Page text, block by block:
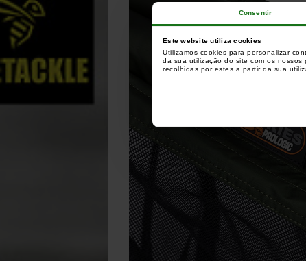
Consentir
Este website utiliza cookies
Utilizamos cookies para personalizar
da sua utilização do site com os
recolhidas por estes a partir da sua